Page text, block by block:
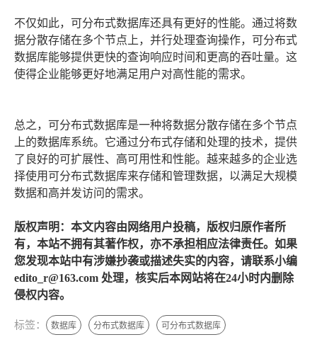
不仅如此，可分布式数据库还具有更好的性能。通过将数
据分散存储在多个节点上，并行处理查询操作，可分布式
数据库能够提供更快的查询响应时间和更高的吞吐量。这
使得企业能够更好地满足用户对高性能的需求。
总之，可分布式数据库是一种将数据分散存储在多个节点
上的数据库系统。它通过分布式存储和处理的技术，提供
了良好的可扩展性、高可用性和性能。越来越多的企业选
择使用可分布式数据库来存储和管理数据，以满足大规模
数据和高并发访问的需求。
版权声明：本文内容由网络用户投稿，版权归原作者所
有，本站不拥有其著作权，亦不承担相应法律责任。如果
您发现本站中有涉嫌抄袭或描述失实的内容，请联系小编
edito_r@163.com 处理，核实后本网站将在24小时内删除
侵权内容。
标签： 数据库 分布式数据库 可分布式数据库